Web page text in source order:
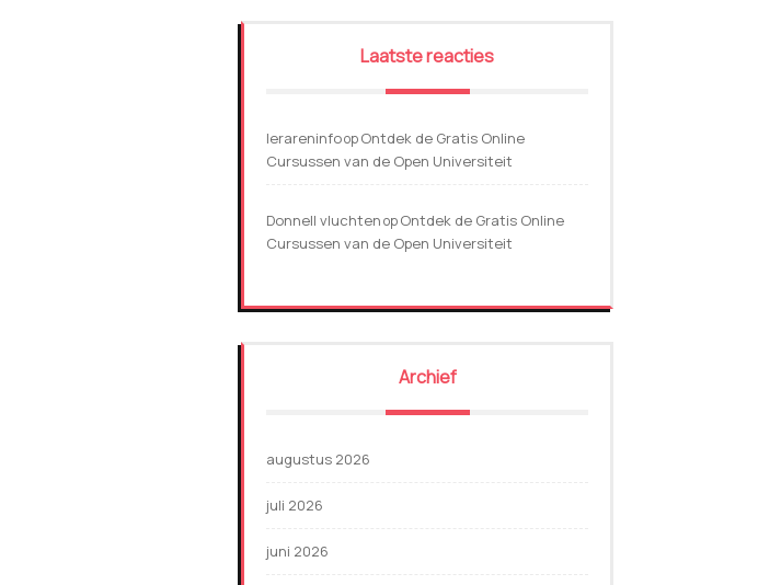
Laatste reacties
lerareninfoopOntdek de Gratis Online
Cursussen van de Open Universiteit
Donnell vluchtenopOntdek de Gratis Online
Cursussen van de Open Universiteit
Archief
augustus 2026
juli 2026
juni 2026